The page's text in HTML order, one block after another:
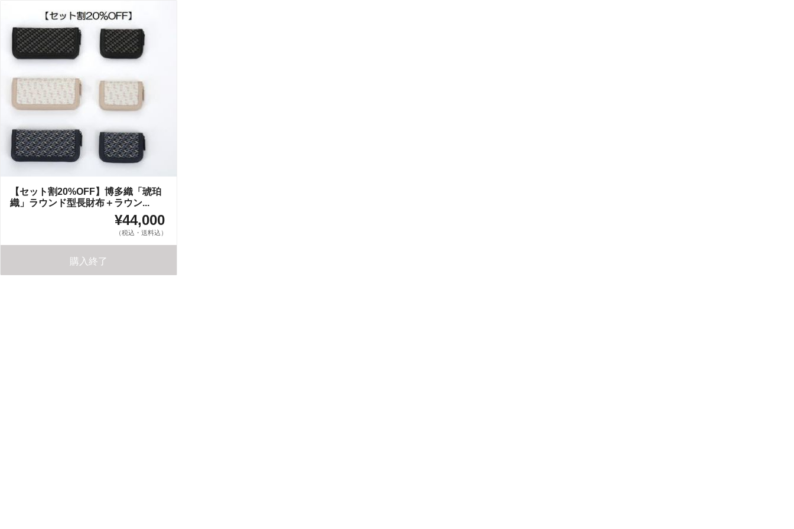
【セット割20%OFF】博多織「琥珀
織」ラウンド型長財布＋ラウン...
¥44,000
（税込・送料込）
購入終了